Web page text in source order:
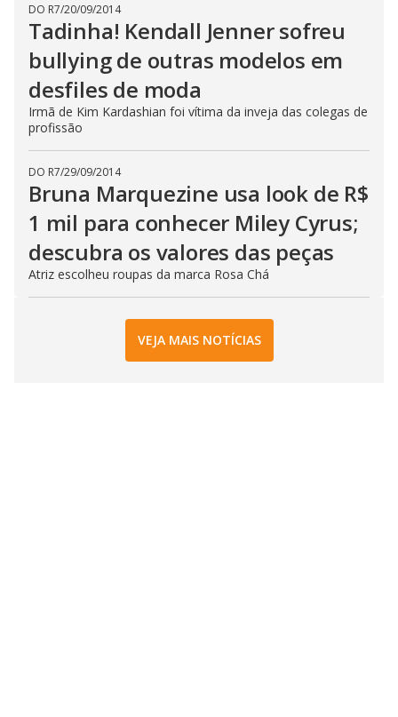
DO R7/20/09/2014
Tadinha! Kendall Jenner sofreu
bullying de outras modelos em
desfiles de moda
Irmã de Kim Kardashian foi vítima da inveja das colegas de
profissão
DO R7/29/09/2014
Bruna Marquezine usa look de R$
1 mil para conhecer Miley Cyrus;
descubra os valores das peças
Atriz escolheu roupas da marca Rosa Chá
VEJA MAIS NOTÍCIAS